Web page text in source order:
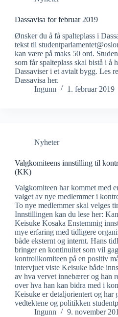
Dassavisa for februar 2019
Ønsker du å få spalteplass i
tekst til
kan være på maks 50 ord.
som får spalteplass skal bistå i å
Dassaviser i et avtalt bygg. Les
Dassavisa her.
Ingunn
1. februar 2019
Nyheter
Valgkomiteens innstilling til
(KK)
Valgkomiteen har kommet med
valget av nye medlemmer i
To nye medlemmer skal velges
Innstillingen kan du lese her:
Keisuke Kosaka Enstemmig
mye erfaring med tidligere
både eksternt og internt. Hans
bringer en kontinuitet som vil
kontrollkomiteen på en positiv
intervjuet viste Keisuke både
av hva vervet innebærer og han
over hva han kan bidra med i
Keisuke er detaljorientert og har
vedtektene og politikken
Ingunn
9. november